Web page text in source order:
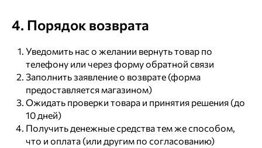
4. Порядок возврата
Уведомить нас о желании вернуть товар по
телефону или через форму обратной связи
Заполнить заявление о возврате (форма
предоставляется магазином)
Ожидать проверки товара и принятия решения (до
10 дней)
Получить денежные средства тем же способом,
что и оплата (или другим по согласованию)